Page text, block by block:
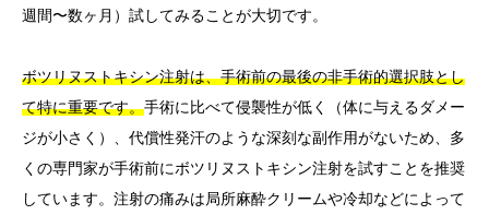
週間〜数ヶ月）試してみることが大切です。
ボツリヌストキシン注射は、手術前の最後の非手術的選択肢とし
て特に重要です。手術に比べて侵襲性が低く（体に与えるダメー
ジが小さく）、代償性発汗のような深刻な副作用がないため、多
くの専門家が手術前にボツリヌストキシン注射を試すことを推奨
しています。注射の痛みは局所麻酔クリームや冷却などによって